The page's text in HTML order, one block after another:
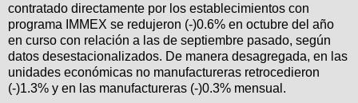
contratado directamente por los establecimientos con
programa IMMEX se redujeron (-)0.6% en octubre del año
en curso con relación a las de septiembre pasado, según
datos desestacionalizados. De manera desagregada, en las
unidades económicas no manufactureras retrocedieron
(-)1.3% y en las manufactureras (-)0.3% mensual.